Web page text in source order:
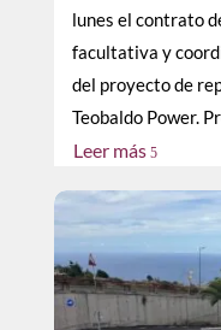
lunes el contrato
facultativa y
del proyecto de
Teobaldo Power.
Leer más 5